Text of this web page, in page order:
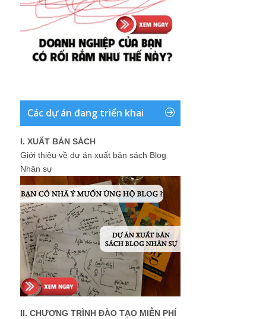
Các dự án đang triển khai
I. XUẤT BẢN SÁCH
Giới thiệu về dự án xuất bản sách Blog
Nhân sự
II. CHƯƠNG TRÌNH ĐÀO TẠO MIỄN PHÍ